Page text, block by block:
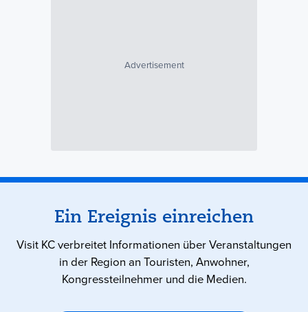
Ein Ereignis einreichen
Visit KC verbreitet Informationen über Veranstaltungen
in der Region an Touristen, Anwohner,
Kongressteilnehmer und die Medien.